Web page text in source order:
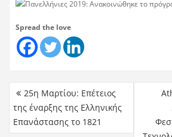
Spread the love
25η Μαρτίου: Επέτειος
της έναρξης της Ελληνικής
Επανάστασης το 1821